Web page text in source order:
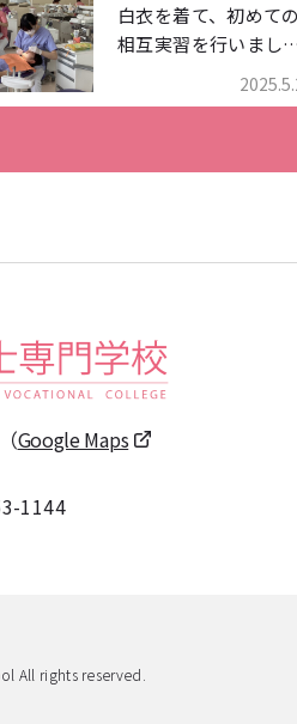
白衣を着て、初めての
相互実習を行いまし…
（Google Maps
1144
All rights reserved.